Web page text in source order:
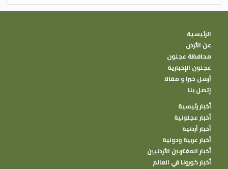
الرئيسية
عن الأردن
محافظة عجلون
عجلون الإخبارية
أرسل خبرا و مقالا
إتصل بنا
أخبار رئيسية
أخبار عجلونية
أخبار أردنية
أخبار عربية ودولية
أخبار المغتربين الأردنيين
أخبار كورونا في العالم